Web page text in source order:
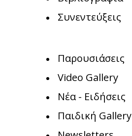
Συνεντεύξεις
Παρουσιάσεις
Video Gallery
Νέα - Ειδήσεις
Παιδική Gallery